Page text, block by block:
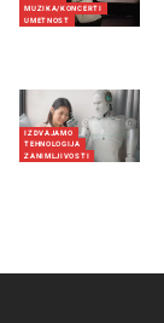
MUZIKA/KONCERTI
UMETNOST
IZDVAJAMO
TEHNOLOGIJA
ZANIMLJIVOSTI